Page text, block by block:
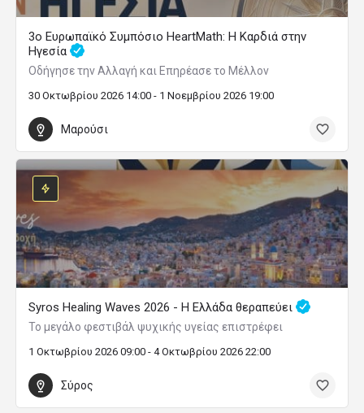
3ο Ευρωπαϊκό Συμπόσιο HeartMath: Η Καρδιά στην
Ηγεσία
Οδήγησε την Αλλαγή και Επηρέασε το Μέλλον
30 Οκτωβρίου 2026 14:00 - 1 Νοεμβρίου 2026 19:00
Μαρούσι
Syros Healing Waves 2026 - Η Ελλάδα θεραπεύει
Το μεγάλο φεστιβάλ ψυχικής υγείας επιστρέφει
1 Οκτωβρίου 2026 09:00 - 4 Οκτωβρίου 2026 22:00
Σύρος